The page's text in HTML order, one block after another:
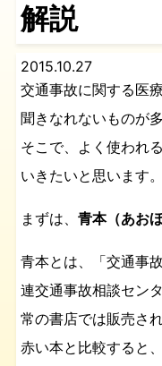
解説
2015.10.27
交通事故に関する医
聞きなれないものが
そこで、よく使われ
いきたいと思います。
まずは、 青本（あお
青本とは、「交通事
連交通事故相談セン
常の書店では販売さ
赤い本と比較すると